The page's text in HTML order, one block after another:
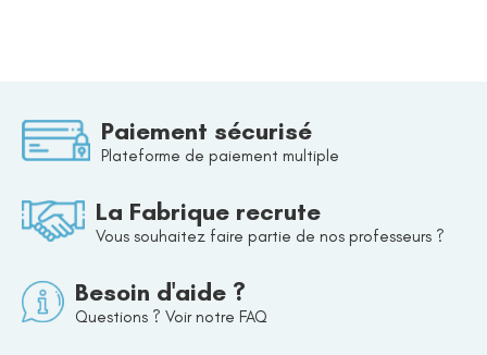
Paiement sécurisé
Plateforme de paiement multiple
La Fabrique recrute
Vous souhaitez faire partie de nos professeurs ?
Besoin d'aide ?
Questions ? Voir notre FAQ